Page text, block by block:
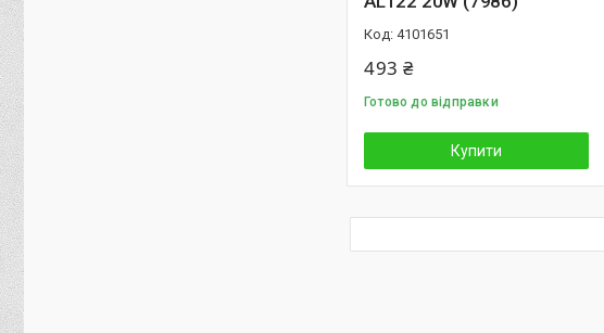
4101651
493 ₴
Готово до відправки
Купити